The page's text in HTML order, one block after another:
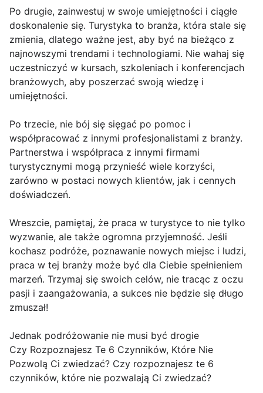
Po drugie, zainwestuj w swoje umiejętności i ciągłe
doskonalenie się. Turystyka to branża, która stale się
zmienia, dlatego ważne jest, aby być na bieżąco z
najnowszymi trendami i technologiami. Nie wahaj się
uczestniczyć w kursach, szkoleniach i konferencjach
branżowych, aby poszerzać swoją wiedzę i
umiejętności.
Po trzecie, nie bój się sięgać po pomoc i
współpracować z innymi profesjonalistami z branży.
Partnerstwa i współpraca z innymi firmami
turystycznymi mogą przynieść wiele korzyści,
zarówno w postaci nowych klientów, jak i cennych
doświadczeń.
Wreszcie, pamiętaj, że praca w turystyce to nie tylko
wyzwanie, ale także ogromna przyjemność. Jeśli
kochasz podróże, poznawanie nowych miejsc i ludzi,
praca w tej branży może być dla Ciebie spełnieniem
marzeń. Trzymaj się swoich celów, nie tracąc z oczu
pasji i zaangażowania, a sukces nie będzie się długo
zmuszał!
Jednak podróżowanie nie musi być drogie
Czy Rozpoznajesz Te 6 Czynników, Które Nie
Pozwolą Ci zwiedzać? Czy rozpoznajesz te 6
czynników, które nie pozwalają Ci zwiedzać?